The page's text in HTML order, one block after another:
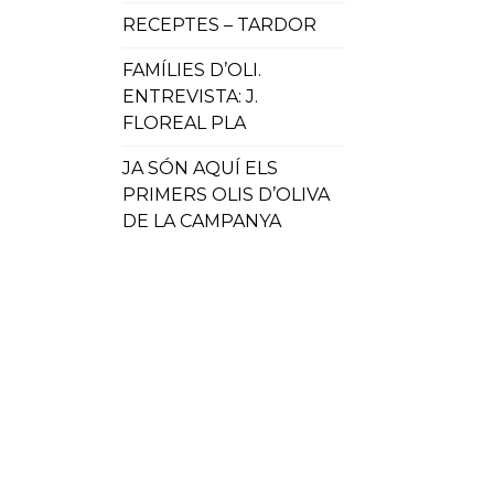
RECEPTES – TARDOR
FAMÍLIES D’OLI.
ENTREVISTA: J.
FLOREAL PLA
JA SÓN AQUÍ ELS
PRIMERS OLIS D’OLIVA
DE LA CAMPANYA